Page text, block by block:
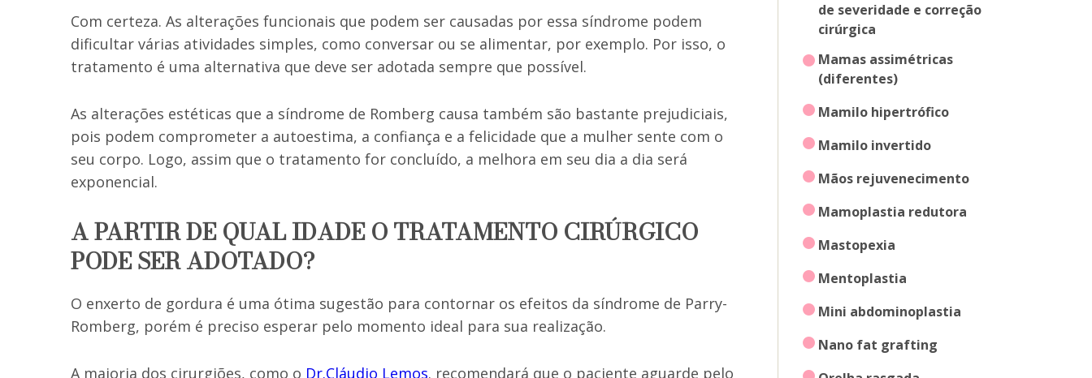
Com certeza. As alterações funcionais que podem ser causadas por essa síndrome podem
dificultar várias atividades simples, como conversar ou se alimentar, por exemplo. Por isso, o
tratamento é uma alternativa que deve ser adotada sempre que possível.
As alterações estéticas que a síndrome de Romberg causa também são bastante prejudiciais,
pois podem comprometer a autoestima, a confiança e a felicidade que a mulher sente com o
seu corpo. Logo, assim que o tratamento for concluído, a melhora em seu dia a dia será
exponencial.
A PARTIR DE QUAL IDADE O TRATAMENTO CIRÚRGICO
PODE SER ADOTADO?
O enxerto de gordura é uma ótima sugestão para contornar os efeitos da síndrome de Parry-
Romberg, porém é preciso esperar pelo momento ideal para sua realização.
A maioria dos cirurgiões, como o Dr.Cláudio Lemos. recomendará que o paciente aguarde pelo
de severidade e correção
cirúrgica
mamas assimétricas
(diferentes)
mamilo hipertrófico
mamilo invertido
mãos rejuvenecimento
mamoplastia redutora
mastopexia
mentoplastia
mini abdominoplastia
nano fat grafting